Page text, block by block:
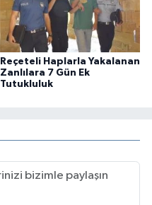
Reçeteli Haplarla Yakalanan
Zanlılara 7 Gün Ek
Tutukluluk